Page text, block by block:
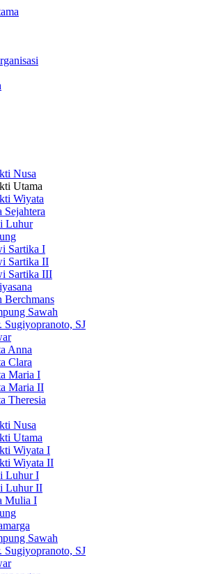
Nusa
Utama
Wiyata
Sejahtera
Luhur
Sartika I
Sartika II
Sartika III
Berchmans
Sawah
Sugiyopranoto, SJ
Anna
Clara
Maria I
Maria II
Theresia
Nusa
Utama
Wiyata I
Wiyata II
Luhur I
Luhur II
Mulia I
Sawah
Sugiyopranoto, SJ